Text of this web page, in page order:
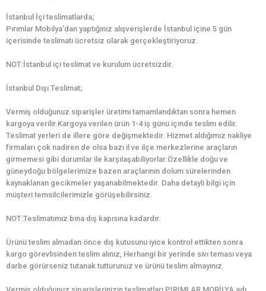
İstanbul İçi teslimatlarda;
Pırımlar Mobilya‘dan yaptığınız alışverişlerde İstanbul içine 5 gün
içerisinde teslimatı ücretsiz olarak gerçekleştiriyoruz.
NOT:İstanbul içi teslimat ve kurulum ücretsizdir.
İstanbul Dışı Teslimat;
Vermiş olduğunuz siparişler üretimi tamamlandıktan sonra hemen
kargoya verilir.Kargoya verilen ürün 1-4 iş günü içinde teslim edilir.
Teslimat yerleri de illere göre değişmektedir. Hizmet aldığımız nakliye
firmaları çok nadiren de olsa bazı il ve ilçe merkezlerine araçların
girmemesi gibi durumlar ile karşılaşabiliyorlar.Özellikle doğu ve
güneydoğu bölgelerimize bazen araçlarının dolum sürelerinden
kaynaklanan gecikmeler yaşanabilmektedir. Daha detaylı bilgi için
müşteri temsilcilerimizle görüşebilirsiniz.
NOT:Teslimatımız bina dış kapısına kadardır.
Ürünü teslim almadan önce dış kutusunu iyice kontrol ettikten sonra
kargo görevlisinden teslim alınız, Herhangi bir yerinde sıvı teması veya
darbe görürseniz tutanak tutturunuz ve ürünü teslim almayınız.